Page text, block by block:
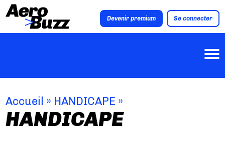
Devenir premium Se connecter
Accueil » HANDICAPE »
HANDICAPE